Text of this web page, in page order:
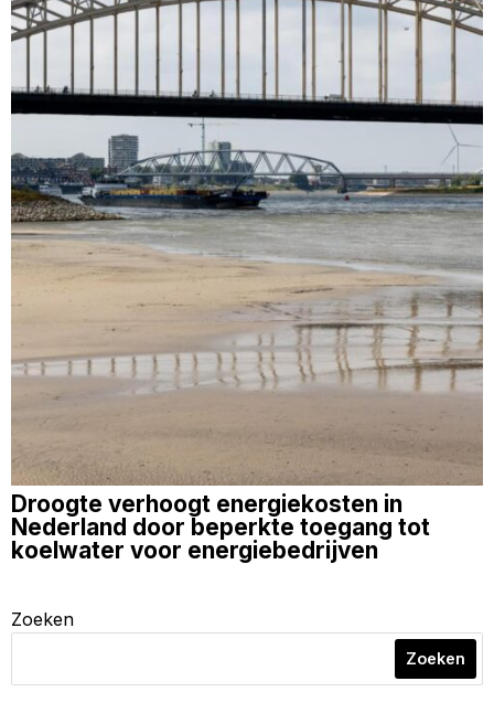
Droogte verhoogt energiekosten in
Nederland door beperkte toegang tot
koelwater voor energiebedrijven
Zoeken
Zoeken